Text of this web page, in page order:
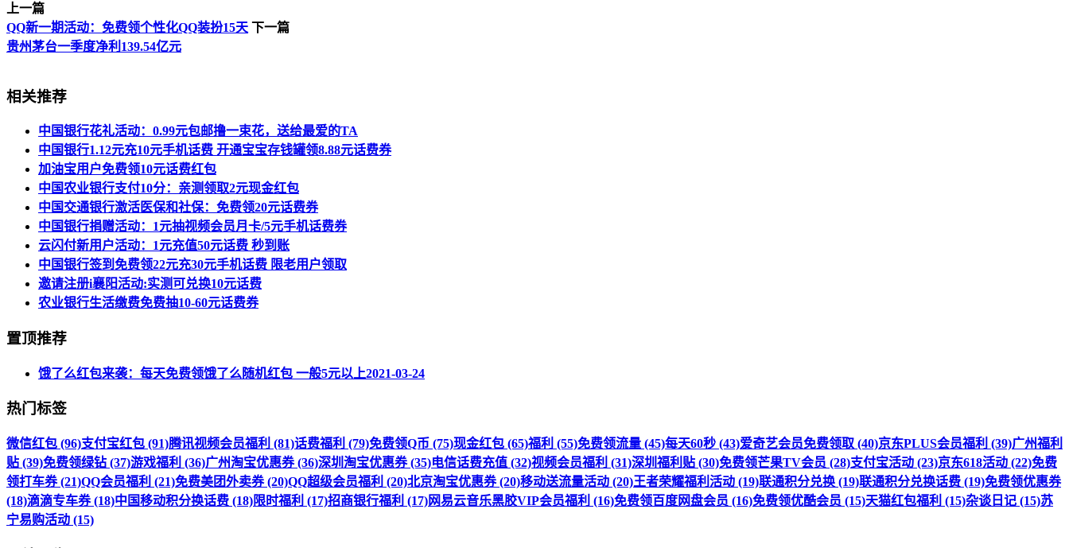
上一篇
QQ新一期活动：免费领个性化QQ装扮15天 下一篇
贵州茅台一季度净利139.54亿元
相关推荐
中国银行花礼活动：0.99元包邮撸一束花，送给最爱的TA
中国银行1.12元充10元手机话费 开通宝宝存钱罐领8.88元话费券
加油宝用户免费领10元话费红包
中国农业银行支付10分：亲测领取2元现金红包
中国交通银行激活医保和社保：免费领20元话费券
中国银行捐赠活动：1元抽视频会员月卡/5元手机话费券
云闪付新用户活动：1元充值50元话费 秒到账
中国银行签到免费领22元充30元手机话费 限老用户领取
邀请注册i襄阳活动:实测可兑换10元话费
农业银行生活缴费免费抽10-60元话费券
置顶推荐
饿了么红包来袭：每天免费领饿了么随机红包 一般5元以上2021-03-24
热门标签
微信红包 (96)支付宝红包 (91)腾讯视频会员福利 (81)话费福利 (79)免费领Q币 (75)现金红包 (65)福利 (55)免费领流量 (45)每天60秒 (43)爱奇艺会员免费领取 (40)京东PLUS会员福利 (39)广州福利
贴 (39)免费领绿钻 (37)游戏福利 (36)广州淘宝优惠券 (36)深圳淘宝优惠券 (35)电信话费充值 (32)视频会员福利 (31)深圳福利贴 (30)免费领芒果TV会员 (28)支付宝活动 (23)京东618活动 (22)免费
领打车券 (21)QQ会员福利 (21)免费美团外卖券 (20)QQ超级会员福利 (20)北京淘宝优惠券 (20)移动送流量活动 (20)王者荣耀福利活动 (19)联通积分兑换 (19)联通积分兑换话费 (19)免费领优惠券
(18)滴滴专车券 (18)中国移动积分换话费 (18)限时福利 (17)招商银行福利 (17)网易云音乐黑胶VIP会员福利 (16)免费领百度网盘会员 (16)免费领优酷会员 (15)天猫红包福利 (15)杂谈日记 (15)苏
宁易购活动 (15)